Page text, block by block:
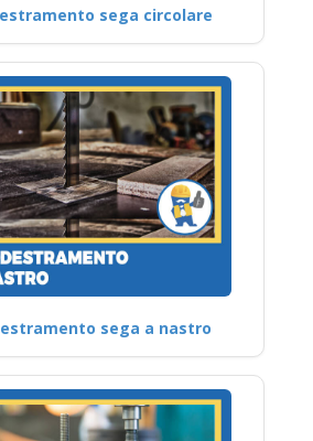
sega circolare
sega a nastro